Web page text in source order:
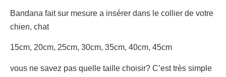
Bandana fait sur mesure a insérer dans le collier de votre
chien, chat
15cm, 20cm, 25cm, 30cm, 35cm, 40cm, 45cm
vous ne savez pas quelle taille choisir? C’est très simple